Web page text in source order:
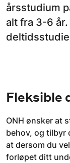
årsstudium
alt fra 3-6
Fleksible
ONH ønsker at
behov, og tilbyr
at dersom du
forløpet ditt